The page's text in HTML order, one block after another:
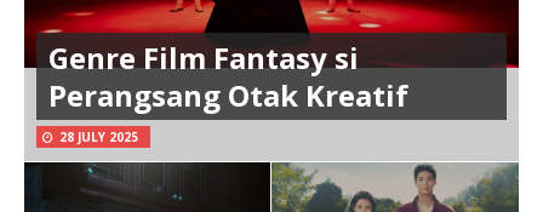
Genre Film Fantasy si
Perangsang Otak Kreatif
28 JULY 2025